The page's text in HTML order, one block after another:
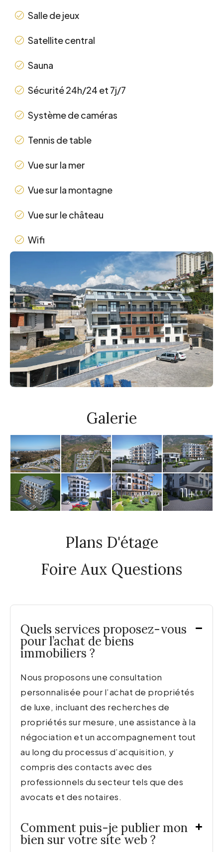
Salle de jeux
Satellite central
Sauna
Sécurité 24h/24 et 7j/7
Système de caméras
Tennis de table
Vue sur la mer
Vue sur la montagne
Vue sur le château
Wifi
Galerie
11+
Plans D'étage
Foire Aux Questions
Quels services proposez-vous
pour l’achat de biens
immobiliers ?
Nous proposons une consultation
personnalisée pour l’achat de propriétés
de luxe, incluant des recherches de
propriétés sur mesure, une assistance à la
négociation et un accompagnement tout
au long du processus d’acquisition, y
compris des contacts avec des
professionnels du secteur tels que des
avocats et des notaires.
Comment puis-je publier mon
bien sur votre site web ?